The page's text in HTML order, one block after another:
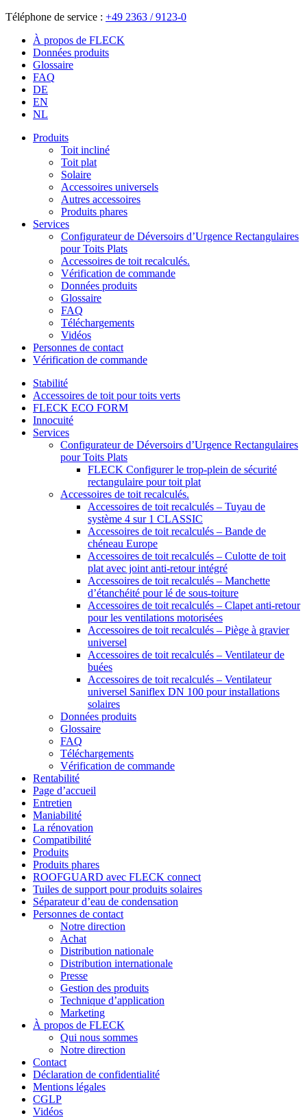
Téléphone de service : +49 2363 / 9123-0
À propos de FLECK
Données produits
Glossaire
FAQ
DE
EN
NL
Produits
Toit incliné
Toit plat
Solaire
Accessoires universels
Autres accessoires
Produits phares
Services
Configurateur de Déversoirs d’Urgence Rectangulaires
pour Toits Plats
Accessoires de toit recalculés.
Vérification de commande
Données produits
Glossaire
FAQ
Téléchargements
Vidéos
Personnes de contact
Vérification de commande
Stabilité
Accessoires de toit pour toits verts
FLECK ECO FORM
Innocuité
Services
Configurateur de Déversoirs d’Urgence Rectangulaires
pour Toits Plats
FLECK Configurer le trop-plein de sécurité
rectangulaire pour toit plat
Accessoires de toit recalculés.
Accessoires de toit recalculés – Tuyau de
système 4 sur 1 CLASSIC
Accessoires de toit recalculés – Bande de
chéneau Europe
Accessoires de toit recalculés – Culotte de toit
plat avec joint anti-retour intégré
Accessoires de toit recalculés – Manchette
d’étanchéité pour lé de sous-toiture
Accessoires de toit recalculés – Clapet anti-retour
pour les ventilations motorisées
Accessoires de toit recalculés – Piège à gravier
universel
Accessoires de toit recalculés – Ventilateur de
buées
Accessoires de toit recalculés – Ventilateur
universel Saniflex DN 100 pour installations
solaires
Données produits
Glossaire
FAQ
Téléchargements
Vérification de commande
Rentabilité
Page d’accueil
Entretien
Maniabilité
La rénovation
Compatibilité
Produits
Produits phares
ROOFGUARD avec FLECK connect
Tuiles de support pour produits solaires
Séparateur d’eau de condensation
Personnes de contact
Notre direction
Achat
Distribution nationale
Distribution internationale
Presse
Gestion des produits
Technique d’application
Marketing
À propos de FLECK
Qui nous sommes
Notre direction
Contact
Déclaration de confidentialité
Mentions légales
CGLP
Vidéos